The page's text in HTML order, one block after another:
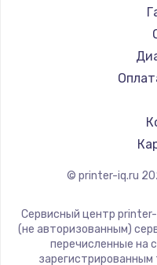
© printer-iq.ru
Сервисный центр
(не авторизованным)
перечисленные на